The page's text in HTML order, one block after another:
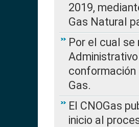
2019,
Gas Natural
Por el cual
conformación
Gas.
El CNOGas
inicio al